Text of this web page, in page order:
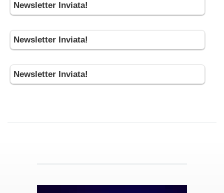
Newsletter Inviata!
Newsletter Inviata!
Newsletter Inviata!